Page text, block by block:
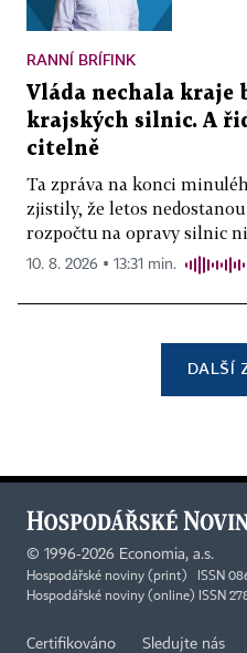
RANNÍ BRÍFINK
Vláda nechala kraje
krajských silnic. A
citelně
Ta zpráva na konci
zjistily, že letos
rozpočtu na opravy silnic
10. 8. 2026 ▪ 13:31 min.
DALŠÍ
© 1996-2026 Economia, a.s.
Hospodářské noviny (print) ISSN
Hospodářské noviny (online) ISSN
Certifikováno Sledujte nás